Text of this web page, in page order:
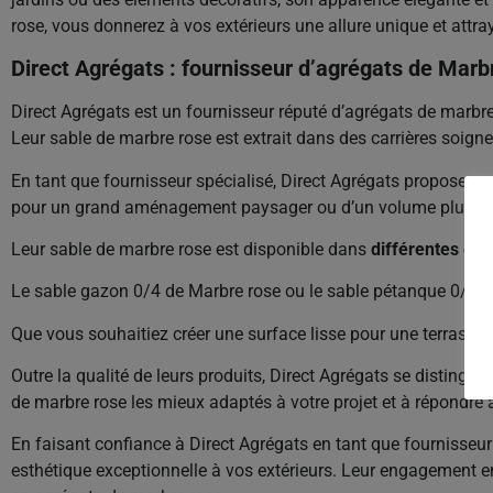
rose, vous donnerez à vos extérieurs une allure unique et
Direct Agrégats : fournisseur d’agrégats de
Direct Agrégats est un fournisseur réputé d’agrégats de
Leur sable de marbre rose est extrait dans des carrières
En tant que fournisseur spécialisé, Direct Agrégats propose
pour un grand aménagement paysager ou d’un volume plus
Leur sable de marbre rose est disponible dans différentes
Le sable gazon 0/4 de Marbre rose ou le sable pétanque 0/8
Que vous souhaitiez créer une surface lisse pour une
Outre la qualité de leurs produits, Direct Agrégats se
de marbre rose les mieux adaptés à votre projet et à répondre
En faisant confiance à Direct Agrégats en tant que
esthétique exceptionnelle à vos extérieurs. Leur